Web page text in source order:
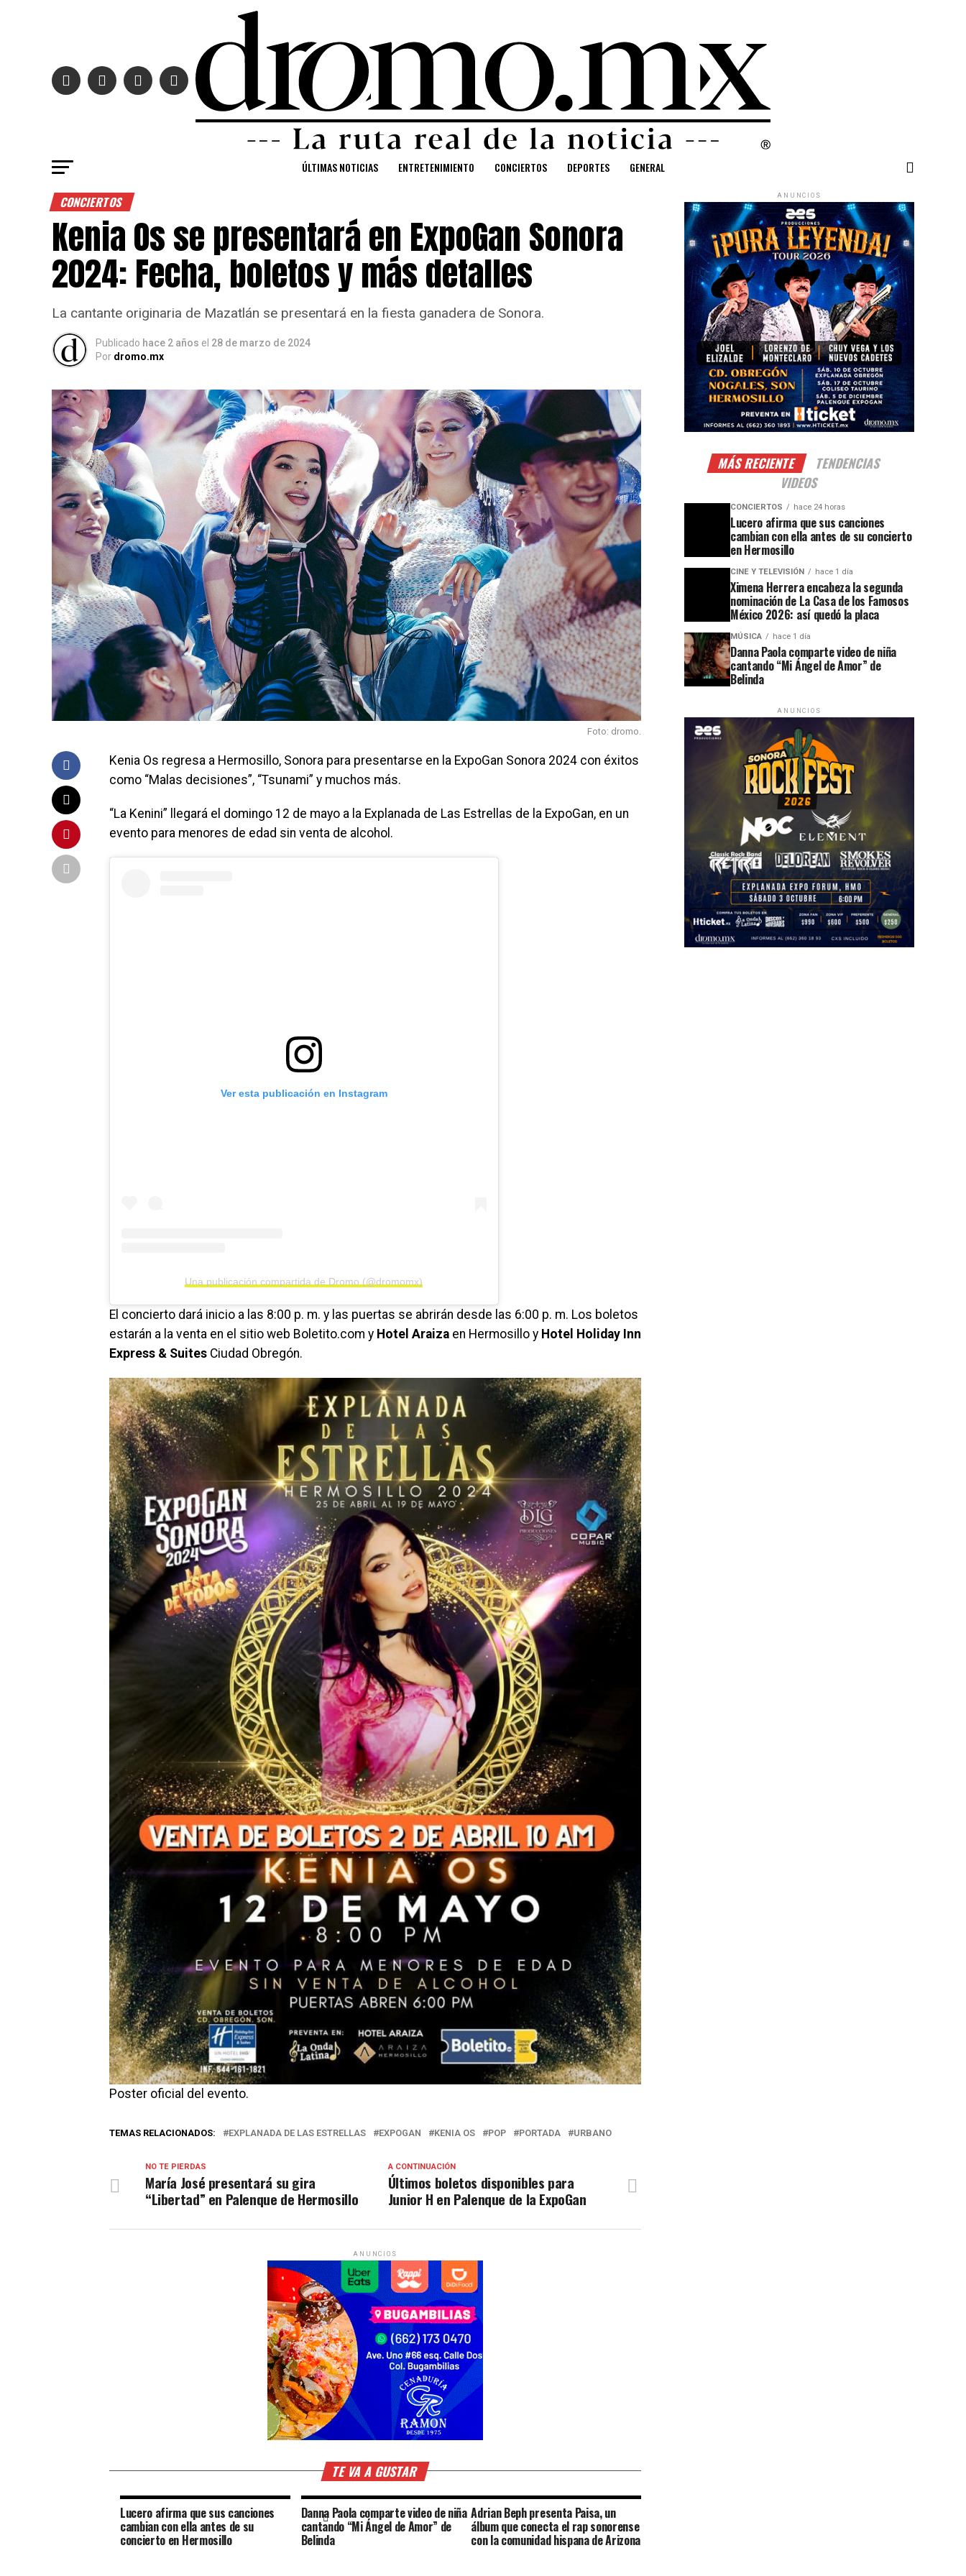
ÚLTIMAS NOTICIAS ENTRETENIMIENTO CONCIERTOS DEPORTES GENERAL
CONCIERTOS
Kenia Os se presentará en ExpoGan Sonora
2024: Fecha, boletos y más detalles
La cantante originaria de Mazatlán se presentará en la fiesta ganadera de Sonora.
Publicado hace 2 años el 28 de marzo de 2024
Por dromo.mx
Foto: dromo.
Kenia Os regresa a Hermosillo, Sonora para presentarse en la ExpoGan Sonora 2024 con éxitos
como “Malas decisiones”, “Tsunami” y muchos más.
“La Kenini” llegará el domingo 12 de mayo a la Explanada de Las Estrellas de la ExpoGan, en un
evento para menores de edad sin venta de alcohol.
Ver esta publicación en Instagram
Una publicación compartida de Dromo (@dromomx)
El concierto dará inicio a las 8:00 p. m. y las puertas se abrirán desde las 6:00 p. m. Los boletos
estarán a la venta en el sitio web Boletito.com y Hotel Araiza en Hermosillo y Hotel Holiday Inn
Express & Suites Ciudad Obregón.
Poster oficial del evento.
TEMAS RELACIONADOS: EXPLANADA DE LAS ESTRELLAS EXPOGAN KENIA OS POP PORTADA URBANO
A CONTINUACIÓN
Últimos boletos disponibles para
Junior H en Palenque de la ExpoGan
NO TE PIERDAS
María José presentará su gira
“Libertad” en Palenque de Hermosillo
ANUNCIOS
TE VA A GUSTAR
Lucero afirma que sus canciones
cambian con ella antes de su
concierto en Hermosillo
Danna Paola comparte video de niña
cantando “Mi Ángel de Amor” de
Belinda
Adrian Beph presenta Paisa, un
álbum que conecta el rap sonorense
con la comunidad hispana de Arizona
ANUNCIOS
MÁS RECIENTE
TENDENCIAS
VIDEOS
CONCIERTOS hace 24 horas
Lucero afirma que sus canciones
cambian con ella antes de su concierto
en Hermosillo
CINE Y TELEVISIÓN hace 1 día
Ximena Herrera encabeza la segunda
nominación de La Casa de los Famosos
México 2026: así quedó la placa
MÚSICA hace 1 día
Danna Paola comparte video de niña
cantando “Mi Ángel de Amor” de
Belinda
ANUNCIOS